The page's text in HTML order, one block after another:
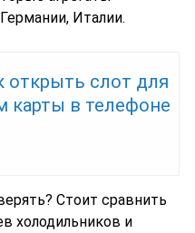
Италии.
открыть слот для
карты в телефоне
Стоит сравнить
холодильников и